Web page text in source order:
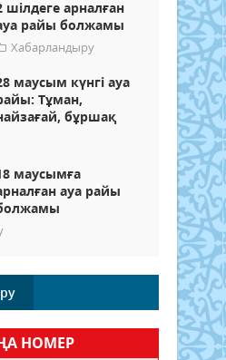
шілдеге арналған
райы болжамы
Хабарландыру
маусым күнгі ауа
Тұман,
бұршақ
маусымға
ауа райы
НОМЕР